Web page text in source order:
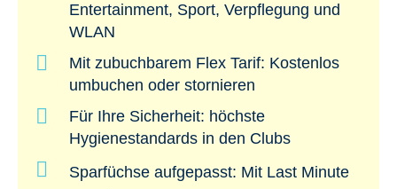
Entertainment, Sport, Verpflegung und
WLAN
Mit zubuchbarem Flex Tarif: Kostenlos
umbuchen oder stornieren
Für Ihre Sicherheit: höchste
Hygienestandards in den Clubs
Sparfüchse aufgepasst: Mit Last Minute